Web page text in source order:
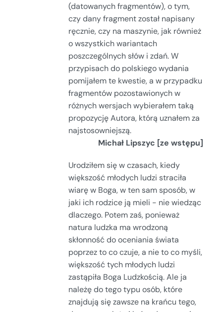
(datowanych fragmentów), o tym,
czy dany fragment został napisany
ręcznie, czy na maszynie, jak również
o wszystkich wariantach
poszczególnych słów i zdań. W
przypisach do polskiego wydania
pomijałem te kwestie, a w przypadku
fragmentów pozostawionych w
różnych wersjach wybierałem taką
propozycję Autora, którą uznałem za
najstosowniejszą.
Michał Lipszyc [ze wstępu]
Urodziłem się w czasach, kiedy
większość młodych ludzi straciła
wiarę w Boga, w ten sam sposób, w
jaki ich rodzice ją mieli - nie wiedząc
dlaczego. Potem zaś, ponieważ
natura ludzka ma wrodzoną
skłonność do oceniania świata
poprzez to co czuje, a nie to co myśli,
większość tych młodych ludzi
zastąpiła Boga Ludzkością. Ale ja
należę do tego typu osób, które
znajdują się zawsze na krańcu tego,